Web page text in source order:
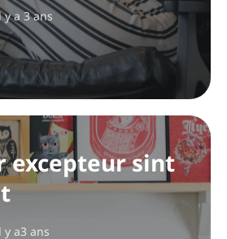
y a 3 ans
excepteur sint
y a3 ans